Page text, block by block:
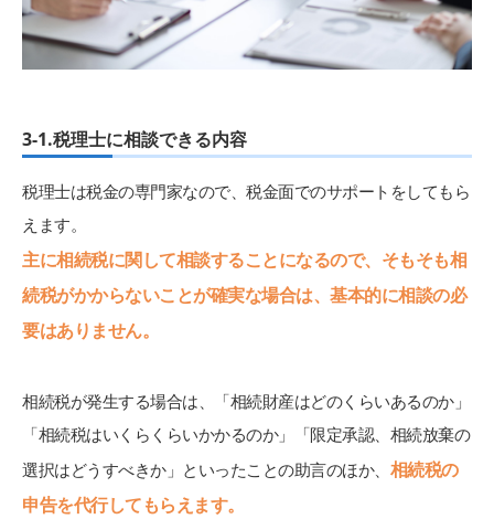
3-1.税理士に相談できる内容
税理士は税金の専門家なので、税金面でのサポートをしてもら
えます。
主に相続税に関して相談することになるので、そもそも相
続税がかからないことが確実な場合は、基本的に相談の必
要はありません。
相続税が発生する場合は、「相続財産はどのくらいあるのか」
「相続税はいくらくらいかかるのか」「限定承認、相続放棄の
選択はどうすべきか」といったことの助言のほか、 相続税の
申告を代行してもらえます。